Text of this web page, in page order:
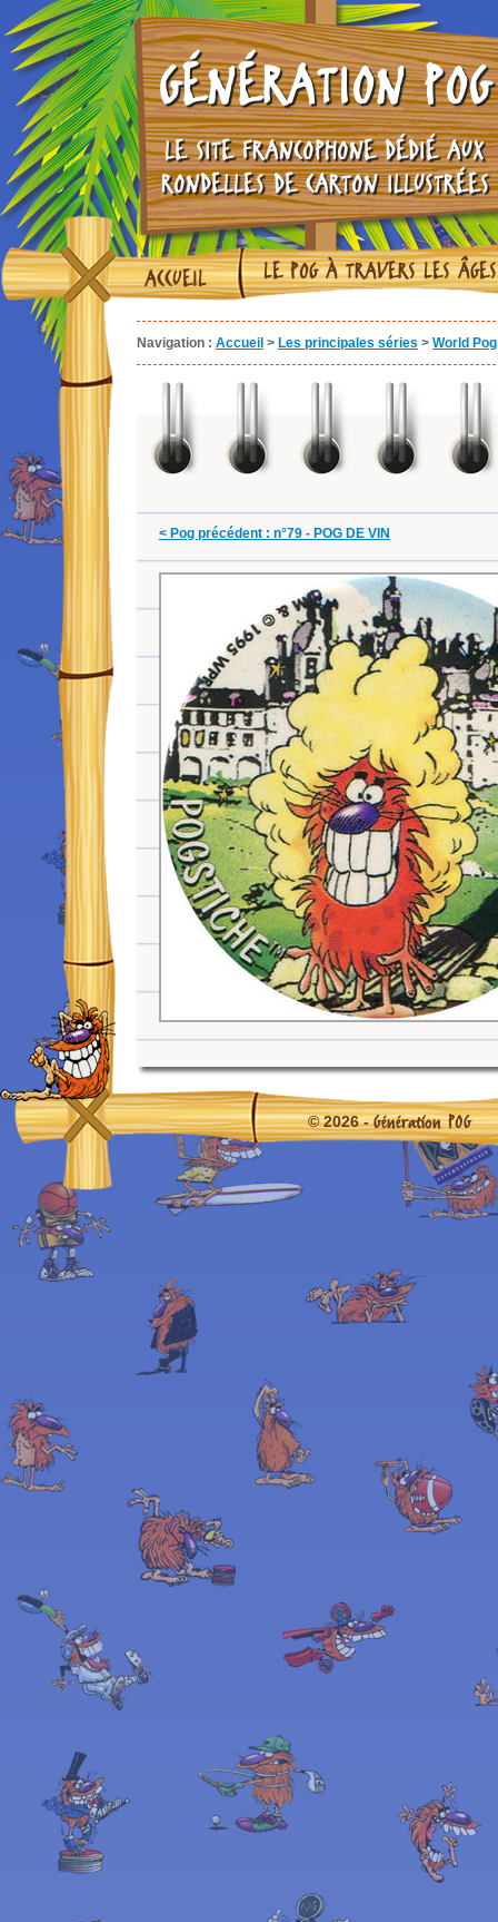
GÉNÉRATION POG
LE SITE FRANCOPHONE DÉDIÉ AUX
RONDELLES DE CARTON ILLUSTRÉES
ACCUEIL LE POG À TRAVERS LES ÂGES
Navigation : Accueil > Les principales séries > World
< Pog précédent : n°79 - POG DE VIN
© 2026 -Génération POG